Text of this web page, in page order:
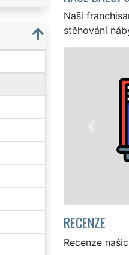
Naši
stěhování
RECENZE
Recenze